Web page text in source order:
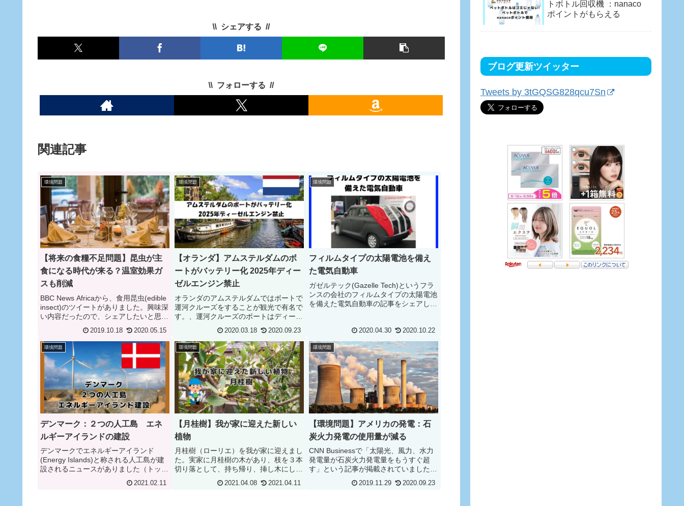
シェアする
フォローする
関連記事
環境問題
【将来の食糧不足問題】昆虫が主
食になる時代が来る？温室効果ガ
スも削減
BBC News Africaから、食用昆虫(edible
insect)のツイートがありました。興味深
い内容だったので、シェアしたいと思い
ゴが食べられているツイート内の昆虫の
動画を見ると、"うわっ"...
2019.10.18 2020.05.15
環境問題
【オランダ】アムステルダムのボ
ートがバッテリー化 2025年ディー
ゼルエンジン禁止
オランダのアムステルダムではボートで
運河クルーズをすることが観光で有名で
す。、運河クルーズのボートはディーゼ
のディーゼルエンジンの禁止に向けてバ
ッテリー駆動に更新されていっていま
す。Reuters : ...
2020.03.18 2020.09.23
環境問題
フィルムタイプの太陽電池を備え
た電気自動車
ガゼルテック(Gazelle Tech)というフラ
ンスの会社のフィルムタイプの太陽電池
を備えた電気自動車の記事をシェアしま
2020.04.30 2020.10.22
環境問題
デンマーク：２つの人工島 エネ
ルギーアイランドの建設
デンマークでエネルギーアイランド
(Energy Islands)と称される人工島が建
設されるニュースがありました（トップ
はありません。）。REUTERS :
2021.02.11
環境問題
【月桂樹】我が家に迎えた新しい
植物
月桂樹（ローリエ）を我が家に迎えまし
た。実家に月桂樹の木があり、枝を３本
切り落として、持ち帰り、挿し木にしま
月から７月と言われているので、４月初
2021.04.08 2021.04.11
環境問題
【環境問題】アメリカの発電：石
炭火力発電の使用量が減る
CNN Businessで「太陽光、風力、水力
発電量が石炭火力発電量をもうすぐ超
す」という記事が掲載されていました。
power could soon surpass ...
2019.11.29 2020.09.23
トボトル回収機 ：nanaco
ポイントがもらえる
ブログ更新ツイッター
Tweets by 3tGQSG828qcu7Sn